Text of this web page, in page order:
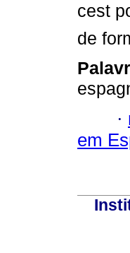
cest
de
·
em